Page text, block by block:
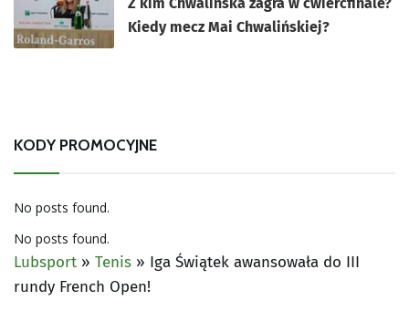
Kiedy mecz Mai Chwalińskiej?
KODY PROMOCYJNE
No posts found.
No posts found.
Lubsport » Tenis » Iga Świątek awansowała do III
rundy French Open!